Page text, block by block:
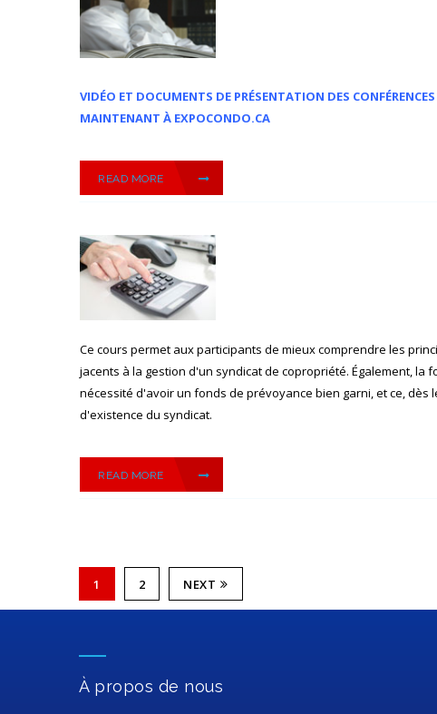
VIDÉO ET DOCUMENTS DE PRÉSENTATION DES
MAINTENANT À EXPOCONDO.CA
READ MORE
Ce cours permet aux participants de mieux comprendre les
jacents à la gestion d'un syndicat de copropriété. Également, la
nécessité d'avoir un fonds de prévoyance bien garni, et ce, dès
d'existence du syndicat.
READ MORE
1 2 NEXT
À propos de nous